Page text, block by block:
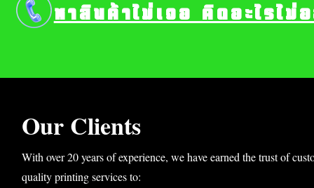
Our Clients
With over 20 years of experience, we have earned the trust of
quality printing services to:
หาสินค้าไม่เจอ คิดอะไรไ